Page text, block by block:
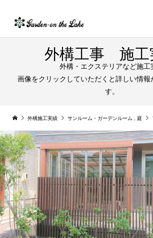
外構工事 施工
外構・エクステリアなど施工
画像をクリックしていただくと詳しい情報
す。
外構施工実績 サンルーム・ガーデンルーム 庭